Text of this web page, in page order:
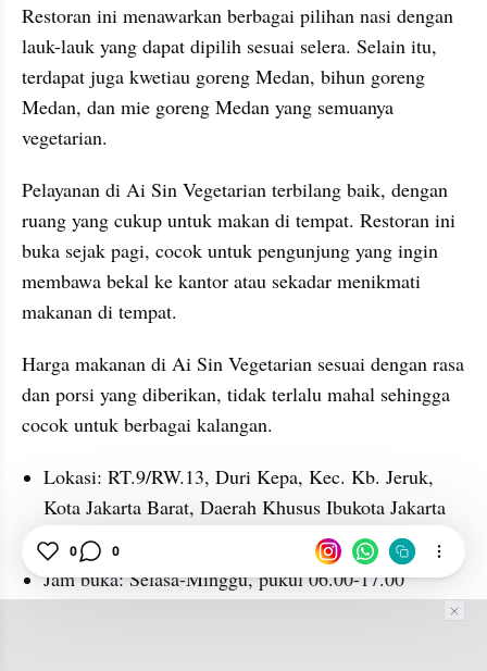
Restoran ini menawarkan berbagai pilihan nasi dengan
lauk-lauk yang dapat dipilih sesuai selera. Selain itu,
terdapat juga kwetiau goreng Medan, bihun goreng
Medan, dan mie goreng Medan yang semuanya
vegetarian.
Pelayanan di Ai Sin Vegetarian terbilang baik, dengan
ruang yang cukup untuk makan di tempat. Restoran ini
buka sejak pagi, cocok untuk pengunjung yang ingin
membawa bekal ke kantor atau sekadar menikmati
makanan di tempat.
Harga makanan di Ai Sin Vegetarian sesuai dengan rasa
dan porsi yang diberikan, tidak terlalu mahal sehingga
cocok untuk berbagai kalangan.
Lokasi: RT.9/RW.13, Duri Kepa, Kec. Kb. Jeruk,
Kota Jakarta Barat, Daerah Khusus Ibukota Jakarta
11510.
Jam buka: Selasa-Minggu, pukul 06.00-17.00
0 0